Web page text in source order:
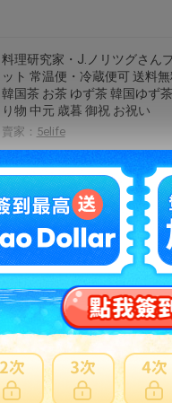
料理研究家・J.ノリツグさん
ット 常温便・冷蔵便可 送料
韓国茶 お茶 ゆず茶 韓国ゆず
り物 中元 歳暮 御祝 お祝い
賣家： 5elife
★送料無料★【ダムト】蜂
茶 カリン茶 4個セット 韓国
韓国ジュース 韓国ソフトド
茶 蜂蜜入り ナツメ ゆず ショ
賣家：kangtong-market
ゆず茶（蜂蜜入り）500g×9
賣家： seny-777